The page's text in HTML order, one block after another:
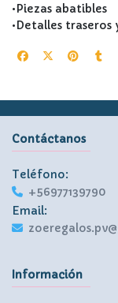
•Piezas abatibles
•Detalles traseros
Contáctanos
Teléfono:
+56977139790
Email:
Información